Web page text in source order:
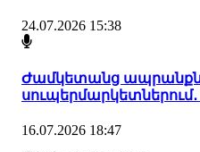
24.07.2026 15:38
Ժամկետանց
16.07.2026 18:47